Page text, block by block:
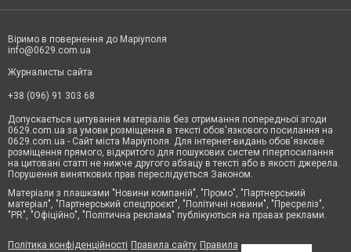
Віримо в повернення до Маріуполя
info@0629.com.ua
Журналисты сайта
+38 (096) 91 303 68
Допускається цитування матеріалів без отримання попередньої згоди
0629.com.ua за умови розміщення в тексті обов'язкового посилання на
0629.com.ua - Сайт міста Маріуполя. Для інтернет-видань обов'язкове
розміщення прямого, відкритого для пошукових систем гіперпосилання
на цитовані статті не нижче другого абзацу в тексті або в якості джерела.
Порушення виняткових прав переслідується Законом.
Матеріали з плашками "Новини компаній", "Промо", "Партнерський
матеріал", "Партнерський спецпроєкт", "Політичні новини", "Пресреліз",
"PR", "Офіційно", "Політична реклама" публікуються на правах реклами.
Політика конфіденційності Правила сайту Правила